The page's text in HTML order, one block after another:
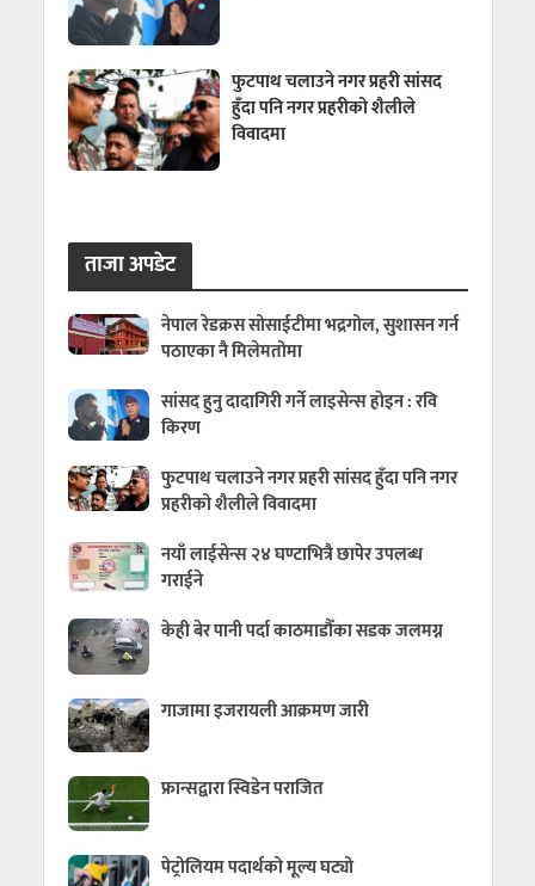
फुटपाथ चलाउने नगर प्रहरी सांसद
हुँदा पनि नगर प्रहरीको शैलीले
विवादमा
ताजा अपडेट
नेपाल रेडक्रस सोसाईटीमा भद्रगोल, सुशासन गर्न
पठाएका नै मिलेमतोमा
सांसद हुनु दादागिरी गर्ने लाइसेन्स होइन : रवि
किरण
फुटपाथ चलाउने नगर प्रहरी सांसद हुँदा पनि नगर
प्रहरीको शैलीले विवादमा
नयाँ लाईसेन्स २४ घण्टाभित्रै छापेर उपलब्ध
गराईने
केही बेर पानी पर्दा काठमाडौँका सडक जलमग्न
गाजामा इजरायली आक्रमण जारी
फ्रान्सद्वारा स्विडेन पराजित
पेट्रोलियम पदार्थको मूल्य घट्यो